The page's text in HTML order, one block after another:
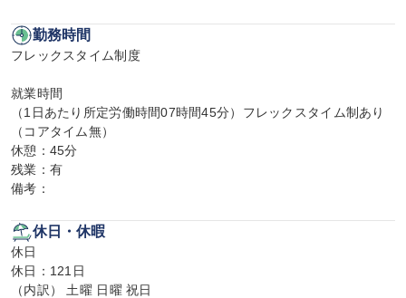
勤務時間
フレックスタイム制度
就業時間
（1日あたり所定労働時間07時間45分）フレックスタイム制あり
（コアタイム無）
休憩：45分
残業：有
備考：
休日・休暇
休日
休日：121日
（内訳） 土曜 日曜 祝日